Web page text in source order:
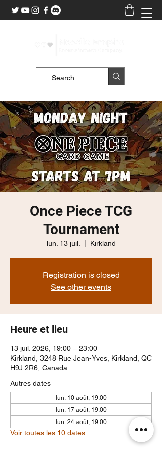
Once Piece TCG
Tournament
lun. 13 juil. Kirkland
Registration is closed
See other events
Heure et lieu
13 juil. 2026, 19:00 – 23:00
Kirkland, 3248 Rue Jean-Yves, Kirkland, QC
H9J 2R6, Canada
Autres dates
lun. 10 août, 19:00
lun. 17 août, 19:00
lun. 24 août, 19:00
Voir toutes les 10 dates